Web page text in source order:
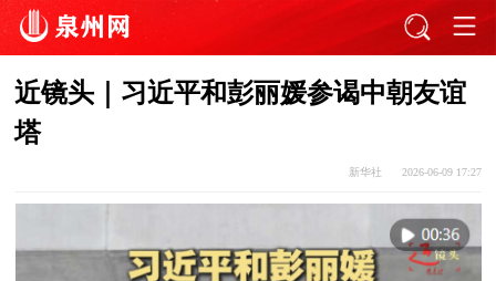
近镜头｜习近平和彭丽媛参谒中朝友谊
塔
新华社 2026-06-09 17:27